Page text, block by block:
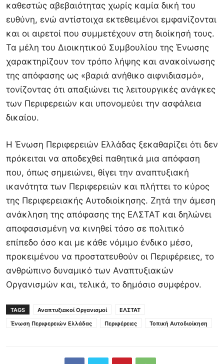
καθεστώς αβεβαιότητας χωρίς καμία δική του
ευθύνη, ενώ αντίστοιχα εκτεθειμένοι εμφανίζονται
και οι αιρετοί που συμμετέχουν στη διοίκησή τους.
Τα μέλη του Διοικητικού Συμβουλίου της Ένωσης
χαρακτηρίζουν τον τρόπο λήψης και ανακοίνωσης
της απόφασης ως «βαριά ανήθικο αιφνιδιασμό»,
τονίζοντας ότι απαξιώνει τις λειτουργικές ανάγκες
των Περιφερειών και υπονομεύει την ασφάλεια
δικαίου.
Η Ένωση Περιφερειών Ελλάδας ξεκαθαρίζει ότι δεν
πρόκειται να αποδεχθεί παθητικά μια απόφαση
που, όπως σημειώνει, θίγει την αναπτυξιακή
ικανότητα των Περιφερειών και πλήττει το κύρος
της Περιφερειακής Αυτοδιοίκησης. Ζητά την άμεση
ανάκληση της απόφασης της ΕΛΣΤΑΤ και δηλώνει
αποφασισμένη να κινηθεί τόσο σε πολιτικό
επίπεδο όσο και με κάθε νόμιμο ένδικο μέσο,
προκειμένου να προστατευθούν οι Περιφέρειες, το
ανθρώπινο δυναμικό των Αναπτυξιακών
Οργανισμών και, τελικά, το δημόσιο συμφέρον.
TAGS Αναπτυξιακοί Οργανισμοί
ΕΛΣΤΑΤ
Ένωση Περιφερειών Ελλάδας
Περιφέρειες Τοπική Αυτοδιοίκηση